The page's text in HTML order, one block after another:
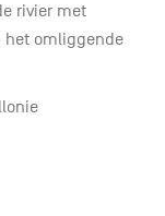
rivier met
het omliggende